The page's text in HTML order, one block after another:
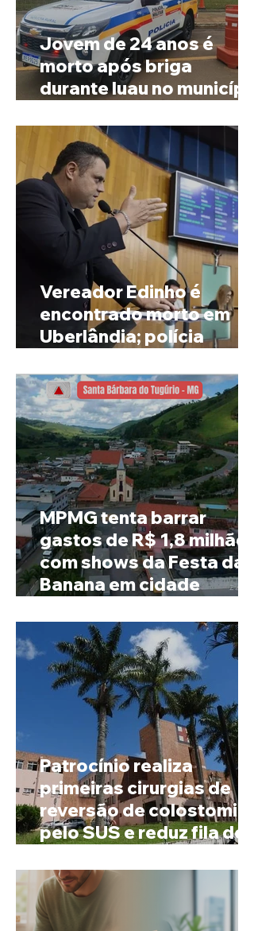
Jovem de 24 anos é
morto após briga
durante luau no município
Vereador Edinho é
encontrado morto em
Uberlândia; polícia
MPMG tenta barrar
gastos de R$ 1,8 milhão
com shows da Festa da
Banana em cidade
4 mil habitantes
Patrocínio realiza
primeiras cirurgias de
reversão de colostomia
pelo SUS e reduz fila de